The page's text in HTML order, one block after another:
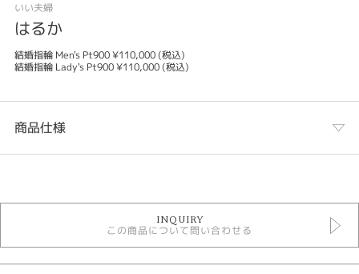
いい夫婦
はるか
結婚指輪 Men's Pt900 ¥110,000 (税込)
結婚指輪 Lady's Pt900 ¥110,000 (税込)
商品仕様
結婚指輪
いい夫婦 ＞ 結婚指輪
INQUIRY
この商品について問い合わせる